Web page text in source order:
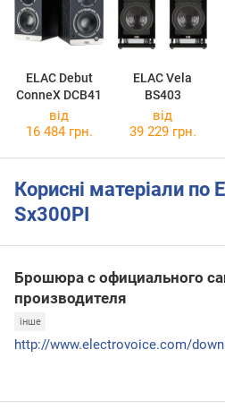
ELAC Debut
ConneX DCB41
ELAC Vela
BS403
від
16 484 грн.
від
39 229 грн.
Корисні матеріали по
Sx300PI
Брошюра с официального
производителя
інше